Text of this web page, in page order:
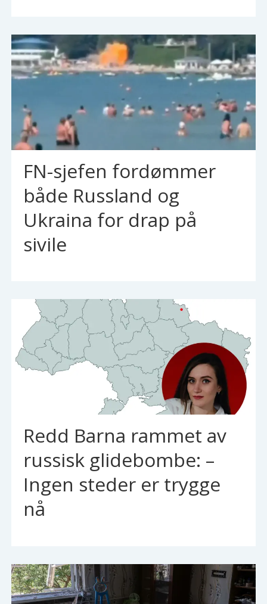
FN-sjefen fordømmer
både Russland og
Ukraina for drap på
sivile
Redd Barna rammet av
russisk glidebombe: –
Ingen steder er trygge
nå